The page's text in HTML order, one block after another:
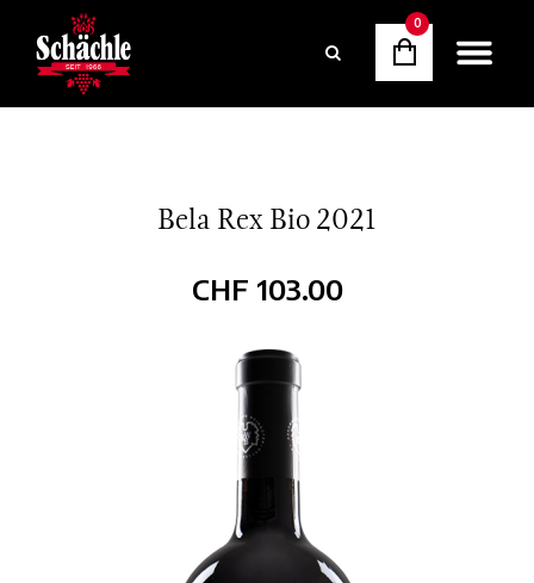
0
Bela Rex Bio 2021
CHF 103.00